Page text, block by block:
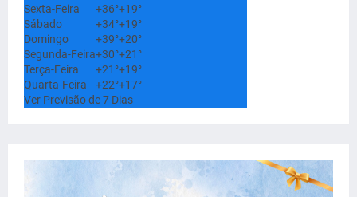
Sexta-Feira
+36°+19°
Sábado
+34°+19°
Domingo
+39°+20°
Segunda-Feira+30°+21°
Terça-Feira
+21°+19°
Quarta-Feira
+22°+17°
Ver Previsão de 7 Dias